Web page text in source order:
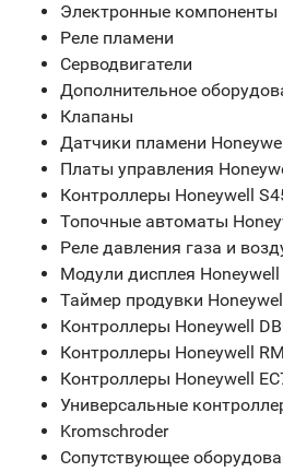
Электронные компоненты
Реле пламени
Серводвигатели
Дополнительное
Клапаны
Датчики пламени
Платы управления
Контроллеры Honeywell
Топочные автоматы
Реле давления газа и
Модули дисплея Honeywell
Таймер продувки
Контроллеры Honeywell
Контроллеры Honeywell
Контроллеры Honeywell
Универсальные
Kromschroder
Сопутствующее